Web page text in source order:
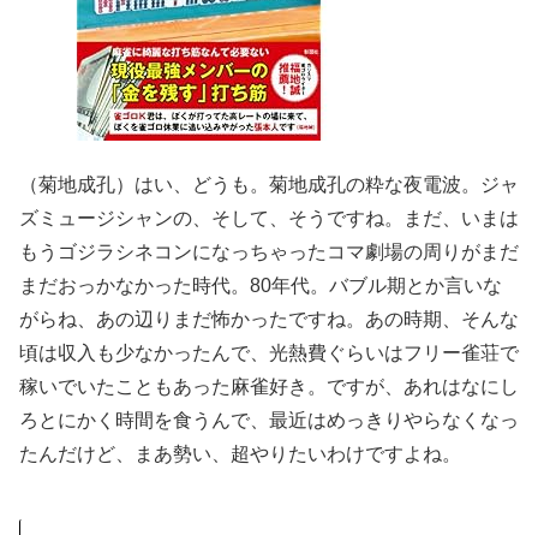
（菊地成孔）はい、どうも。菊地成孔の粋な夜電波。ジャ
ズミュージシャンの、そして、そうですね。まだ、いまは
もうゴジラシネコンになっちゃったコマ劇場の周りがまだ
まだおっかなかった時代。80年代。バブル期とか言いな
がらね、あの辺りまだ怖かったですね。あの時期、そんな
頃は収入も少なかったんで、光熱費ぐらいはフリー雀荘で
稼いでいたこともあった麻雀好き。ですが、あれはなにし
ろとにかく時間を食うんで、最近はめっきりやらなくなっ
たんだけど、まあ勢い、超やりたいわけですよね。